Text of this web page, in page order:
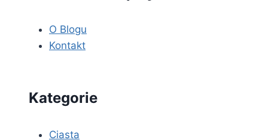
O Blogu
Kontakt
Kategorie
Ciasta